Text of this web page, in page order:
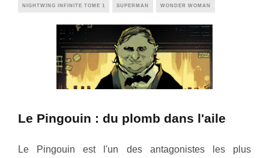
NIGHTWING INFINITE TOME 1 SUPERMAN WONDER WOMAN
Le Pingouin : du plomb dans l'aile
Le Pingouin est l'un des antagonistes les plus